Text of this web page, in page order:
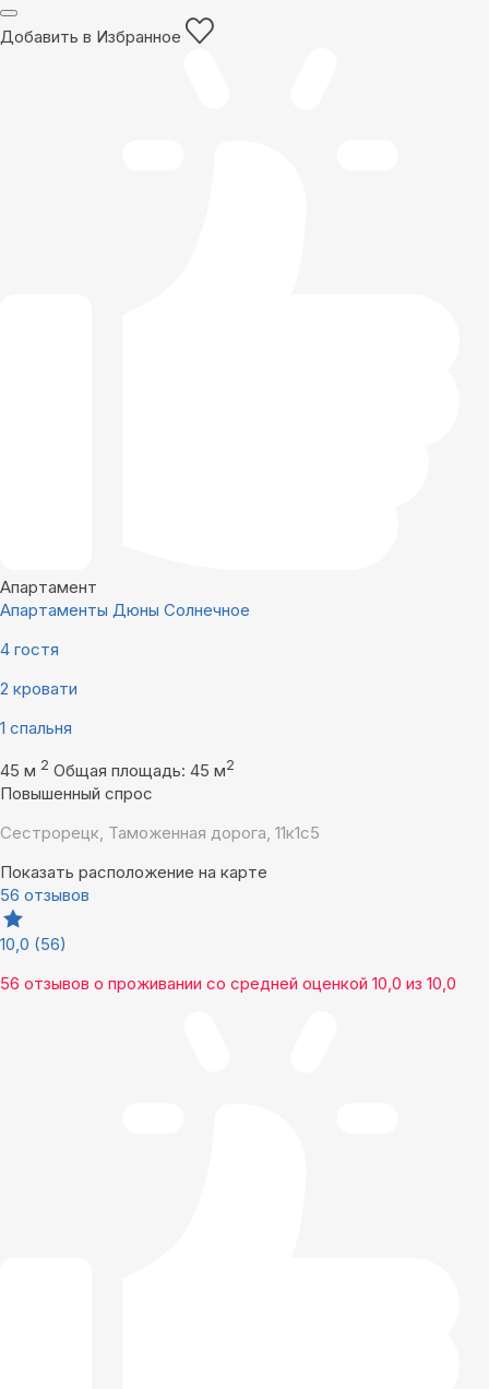
Добавить в Избранное
Апартамент
Апартаменты Дюны Солнечное
4 гостя
2 кровати
1 спальня
45 м 2 Общая площадь: 45 м2
Повышенный спрос
Сестрорецк, Таможенная дорога, 11к1с5
Показать расположение на карте
56 отзывов
10,0 (56)
56 отзывов о проживании со средней оценкой 10,0 из 10,0